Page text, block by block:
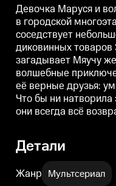
волшебные приключения.
Рядом с Марусей всегда её
верные друзья: умница Варя
и робкий Миша. Что бы
ни натворила эта троица
с Мяучем, они всегда всё
возвращают на свои места.
Девочка Маруся и
в городской
соседствует
диковинных
загадывает Мяучу
волшебные
её верные друзья:
Что бы ни
они всегда всё
Детали
Жанр Мультсериал